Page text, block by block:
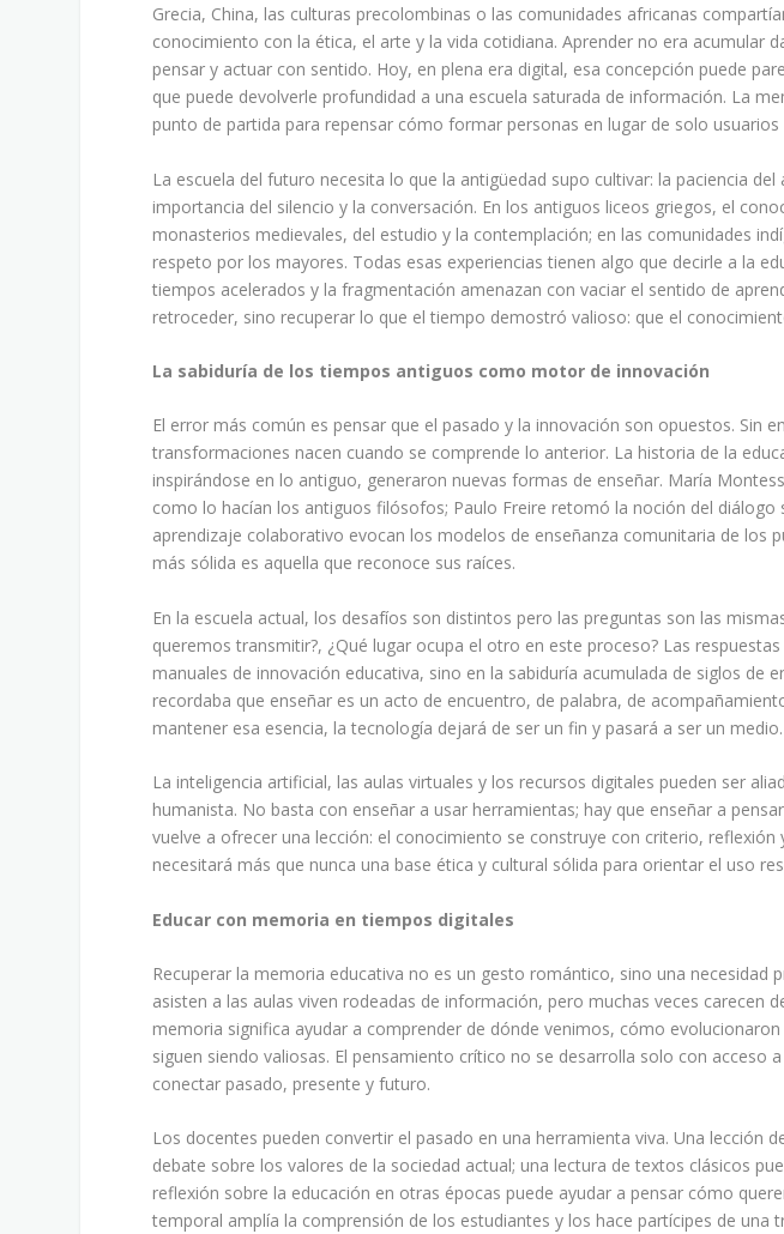
Grecia, China, las culturas precolombinas o las comunidades africanas
conocimiento con la ética, el arte y la vida cotidiana. Aprender no era acumular
pensar y actuar con sentido. Hoy, en plena era digital, esa concepción puede
que puede devolverle profundidad a una escuela saturada de información. La
punto de partida para repensar cómo formar personas en lugar de solo usuarios
La escuela del futuro necesita lo que la antigüedad supo cultivar: la paciencia
importancia del silencio y la conversación. En los antiguos liceos griegos, el
monasterios medievales, del estudio y la contemplación; en las comunidades
respeto por los mayores. Todas esas experiencias tienen algo que decirle a la
tiempos acelerados y la fragmentación amenazan con vaciar el sentido de
retroceder, sino recuperar lo que el tiempo demostró valioso: que el
La sabiduría de los tiempos antiguos como motor de innovación
El error más común es pensar que el pasado y la innovación son opuestos. Sin
transformaciones nacen cuando se comprende lo anterior. La historia de la
inspirándose en lo antiguo, generaron nuevas formas de enseñar. María
como lo hacían los antiguos filósofos; Paulo Freire retomó la noción del diálogo
aprendizaje colaborativo evocan los modelos de enseñanza comunitaria de los
más sólida es aquella que reconoce sus raíces.
En la escuela actual, los desafíos son distintos pero las preguntas son las
queremos transmitir?, ¿Qué lugar ocupa el otro en este proceso? Las
manuales de innovación educativa, sino en la sabiduría acumulada de siglos de
recordaba que enseñar es un acto de encuentro, de palabra, de
mantener esa esencia, la tecnología dejará de ser un fin y pasará a ser un medio.
La inteligencia artificial, las aulas virtuales y los recursos digitales pueden ser
humanista. No basta con enseñar a usar herramientas; hay que enseñar a
vuelve a ofrecer una lección: el conocimiento se construye con criterio, reflexión
necesitará más que nunca una base ética y cultural sólida para orientar el uso
Educar con memoria en tiempos digitales
Recuperar la memoria educativa no es un gesto romántico, sino una necesidad
asisten a las aulas viven rodeadas de información, pero muchas veces carecen
memoria significa ayudar a comprender de dónde venimos, cómo
siguen siendo valiosas. El pensamiento crítico no se desarrolla solo con acceso
conectar pasado, presente y futuro.
Los docentes pueden convertir el pasado en una herramienta viva. Una lección
debate sobre los valores de la sociedad actual; una lectura de textos clásicos
reflexión sobre la educación en otras épocas puede ayudar a pensar cómo
temporal amplía la comprensión de los estudiantes y los hace partícipes de una